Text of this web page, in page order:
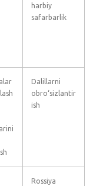
harbiy
safarbarlik
Dalillarni
obro‘sizlantir
ish
Rossiya